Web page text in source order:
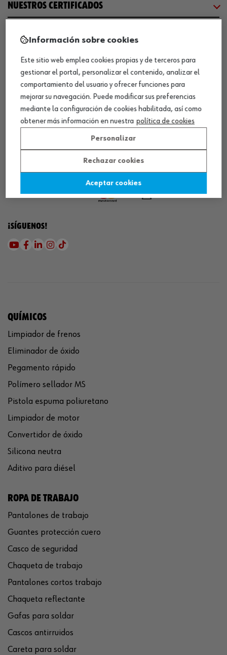
NUESTROS CERTIFICADOS
¡WÜRTH EMPRESA SOLIDARIA!
¡DESCARGA NUESTRA APP!
¡SÍGUENOS!
QUÍMICOS
Limpiador de frenos
Eliminador de óxido
Pegamento rápido
Polímero sellador MS
Pistola espuma poliuretano
Limpiador de motor
Convertidor de óxido
Silicona neutra
Aditivo para diésel
ROPA DE TRABAJO
Pantalones de trabajo
Guantes protección cuero
Casco de seguridad
Chaqueta de trabajo
Pantalones cortos trabajo
Chaqueta reflectante
Gafas para soldar
Cascos antirruidos
Careta para soldar
Información sobre cookies
Este sitio web emplea cookies propias y de terceros para
gestionar el portal, personalizar el contenido, analizar el
comportamiento del usuario y ofrecer funciones para
mejorar su navegación. Puede modificar sus preferencias
mediante la configuración de cookies habilitada, así como
obtener más información en nuestra política de cookies
Personalizar
Rechazar cookies
Aceptar cookies